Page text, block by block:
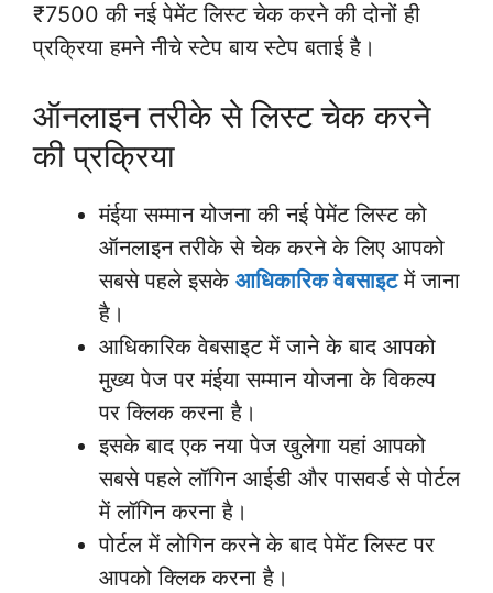
₹7500 की नई पेमेंट लिस्ट चेक करने की दोनों ही
प्रक्रिया हमने नीचे स्टेप बाय स्टेप बताई है।
ऑनलाइन तरीके से लिस्ट चेक करने
की प्रक्रिया
मंईया सम्मान योजना की नई पेमेंट लिस्ट को
ऑनलाइन तरीके से चेक करने के लिए आपको
सबसे पहले इसके आधिकारिक वेबसाइट में जाना
है।
आधिकारिक वेबसाइट में जाने के बाद आपको
मुख्य पेज पर मंईया सम्मान योजना के विकल्प
पर क्लिक करना है।
इसके बाद एक नया पेज खुलेगा यहां आपको
सबसे पहले लॉगिन आईडी और पासवर्ड से पोर्टल
में लॉगिन करना है।
पोर्टल में लोगिन करने के बाद पेमेंट लिस्ट पर
आपको क्लिक करना है।